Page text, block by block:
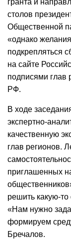
столов
Общественной
«однако
подкрепляться
на сайте
подписями глав
РФ.
В ходе
экспертно-
качественную
глав регионов.
приглашенных
решить какую-
«Нам нужно
формируем
Бречалов.